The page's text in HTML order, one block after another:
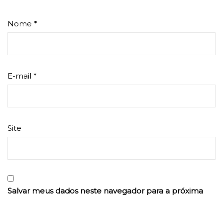
Nome *
E-mail *
Site
Salvar meus dados neste navegador para a próxima